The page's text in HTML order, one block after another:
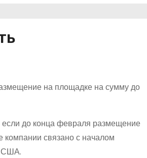
на площадке на сумму до
до конца февраля размещение
связано с началом
США.